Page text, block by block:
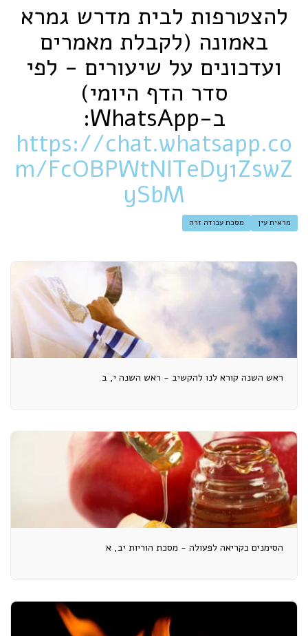
להצטרפות לבית מדרש גמרא
באמונה (לקבלת מאמרים
ועדכונים על שיעורים - לפי
סדר הדף היומי)
ב-‏WhatsApp‏:
https://chat.whatsapp.co
m/FcOBPWtNITeDy1ZswZ
ySbM
מראית עין מסכת עבודה זרה
ראש השנה קורא לנו להקשיב - ראש השנה י, ב
הסימנים כקריאה לפעולה - מסכת הוריות יב, א